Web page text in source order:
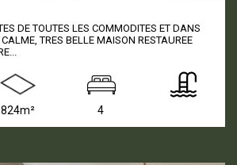
DE TOUTES LES COMMODITES ET DANS
TRES BELLE MAISON RESTAUREE
824m² 4